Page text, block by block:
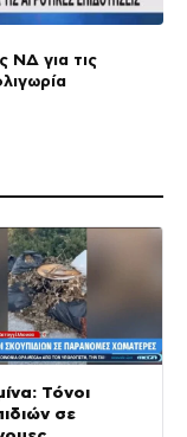
για τις
Τόνοι
σε